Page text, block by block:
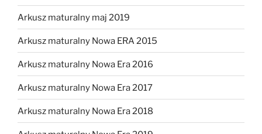
Arkusz maturalny maj 2019
Arkusz maturalny Nowa ERA 2015
Arkusz maturalny Nowa Era 2016
Arkusz maturalny Nowa Era 2017
Arkusz maturalny Nowa Era 2018